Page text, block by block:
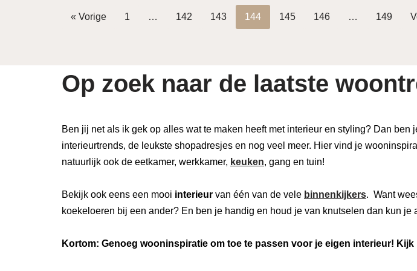
« Vorige 1 … 142 143 144 145 146 … 149
Op zoek naar de laatste
Ben jij net als ik gek op alles wat te maken heeft met interieur en styling? Dan
interieurtrends, de leukste shopadresjes en nog veel meer. Hier vind je
natuurlijk ook de eetkamer, werkkamer, keuken, gang en tuin!
Bekijk ook eens een mooi interieur van één van de vele binnenkijkers. Want
koekeloeren bij een ander? En ben je handig en houd je van knutselen dan kun je
Kortom: Genoeg wooninspiratie om toe te passen voor je eigen interieur!